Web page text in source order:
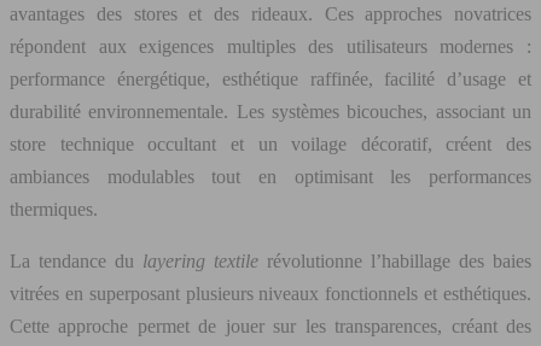
avantages des stores et des rideaux. Ces approches novatrices
répondent aux exigences multiples des utilisateurs modernes :
performance énergétique, esthétique raffinée, facilité d’usage et
durabilité environnementale. Les systèmes bicouches, associant un
store technique occultant et un voilage décoratif, créent des
ambiances modulables tout en optimisant les performances
thermiques.
La tendance du layering textile révolutionne l’habillage des baies
vitrées en superposant plusieurs niveaux fonctionnels et esthétiques.
Cette approche permet de jouer sur les transparences, créant des